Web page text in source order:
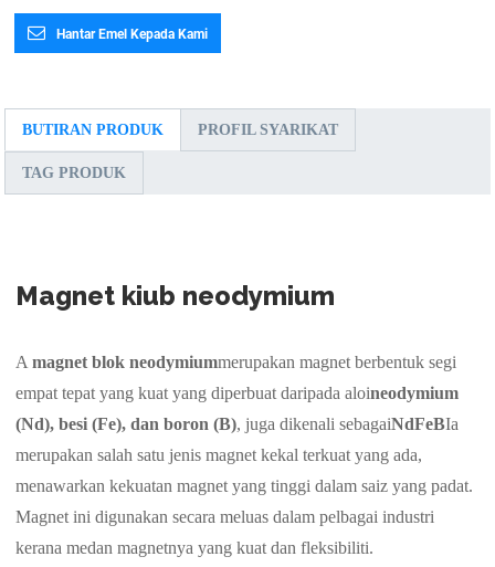
Hantar Emel Kepada Kami
BUTIRAN PRODUK PROFIL SYARIKAT
TAG PRODUK
Magnet kiub neodymium
Amagnet blok neodymiummerupakan magnet berbentuk segi
empat tepat yang kuat yang diperbuat daripada aloineodymium
(Nd), besi (Fe), dan boron (B), juga dikenali sebagaiNdFeBIa
merupakan salah satu jenis magnet kekal terkuat yang ada,
menawarkan kekuatan magnet yang tinggi dalam saiz yang padat.
Magnet ini digunakan secara meluas dalam pelbagai industri
kerana medan magnetnya yang kuat dan fleksibiliti.